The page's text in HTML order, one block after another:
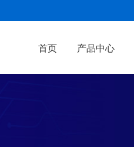
首页 产品中心